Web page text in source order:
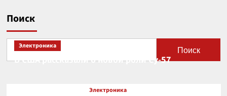
Поиск
Поиск
Электроника
В США рассказали о новой роли Су-57
Электроника